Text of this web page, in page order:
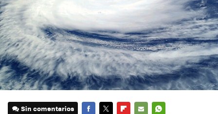
Sin comentarios